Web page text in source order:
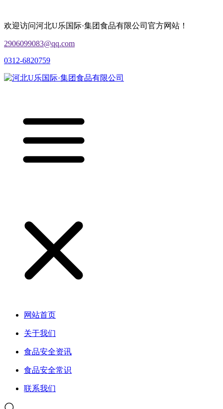
欢迎访问河北U乐国际·集团食品有限公司官方网站！
2906099083@qq.com
0312-6820759
网站首页
关于我们
食品安全资讯
食品安全常识
联系我们